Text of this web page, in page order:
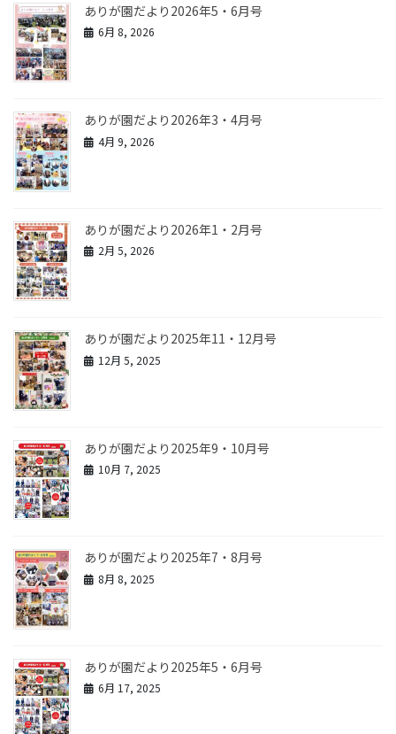
ありが園だより2026年5・6月号
6月 8, 2026
ありが園だより2026年3・4月号
4月 9, 2026
ありが園だより2026年1・2月号
2月 5, 2026
ありが園だより2025年11・12月号
12月 5, 2025
ありが園だより2025年9・10月号
10月 7, 2025
ありが園だより2025年7・8月号
8月 8, 2025
ありが園だより2025年5・6月号
6月 17, 2025